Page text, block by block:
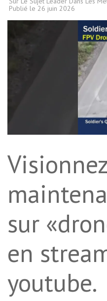
Publié le 26 juin 2026
sur
en
youtube.